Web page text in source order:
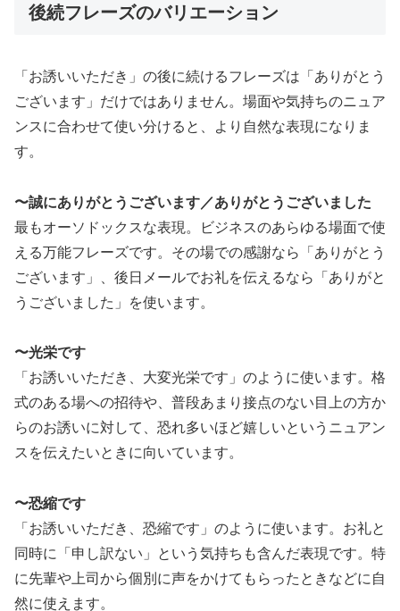
後続フレーズのバリエーション
「お誘いいただき」の後に続けるフレーズは「ありがとう
ございます」だけではありません。場面や気持ちのニュア
ンスに合わせて使い分けると、より自然な表現になりま
す。
〜誠にありがとうございます／ありがとうございました
最もオーソドックスな表現。ビジネスのあらゆる場面で使
える万能フレーズです。その場での感謝なら「ありがとう
ございます」、後日メールでお礼を伝えるなら「ありがと
うございました」を使います。
〜光栄です
「お誘いいただき、大変光栄です」のように使います。格
式のある場への招待や、普段あまり接点のない目上の方か
らのお誘いに対して、恐れ多いほど嬉しいというニュアン
スを伝えたいときに向いています。
〜恐縮です
「お誘いいただき、恐縮です」のように使います。お礼と
同時に「申し訳ない」という気持ちも含んだ表現です。特
に先輩や上司から個別に声をかけてもらったときなどに自
然に使えます。